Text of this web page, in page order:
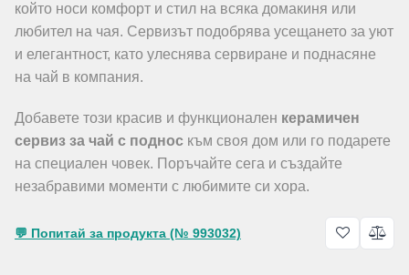
който носи комфорт и стил на всяка домакиня или
любител на чая. Сервизът подобрява усещането за уют
и елегантност, като улеснява сервиране и поднасяне
на чай в компания.
Добавете този красив и функционален керамичен
сервиз за чай с поднос към своя дом или го подарете
на специален човек. Поръчайте сега и създайте
незабравими моменти с любимите си хора.
💬 Попитай за продукта (№ 993032)